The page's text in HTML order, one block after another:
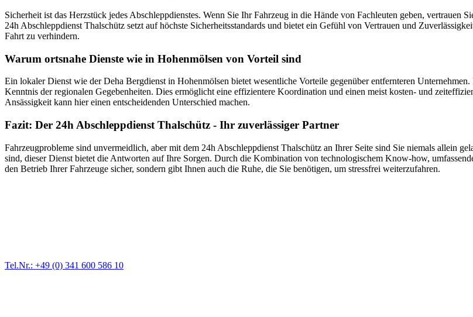
Sicherheit ist das Herzstück jedes Abschleppdienstes. Wenn Sie Ihr Fahrzeug in die Hände von Fachleuten geben, vertrauen
24h Abschleppdienst Thalschütz setzt auf höchste Sicherheitsstandards und bietet ein Gefühl von Vertrauen und
Fahrt zu verhindern.
Warum ortsnahe Dienste wie in Hohenmölsen von Vorteil sind
Ein lokaler Dienst wie der Deha Bergdienst in Hohenmölsen bietet wesentliche Vorteile gegenüber entfernteren
Kenntnis der regionalen Gegebenheiten. Dies ermöglicht eine effizientere Koordination und einen meist kosten- und
Ansässigkeit kann hier einen entscheidenden Unterschied machen.
Fazit: Der 24h Abschleppdienst Thalschütz - Ihr zuverlässiger Partner
Fahrzeugprobleme sind unvermeidlich, aber mit dem 24h Abschleppdienst Thalschütz an Ihrer Seite sind Sie niemals allein
sind, dieser Dienst bietet die Antworten auf Ihre Sorgen. Durch die Kombination von technologischem Know-how,
den Betrieb Ihrer Fahrzeuge sicher, sondern gibt Ihnen auch die Ruhe, die Sie benötigen, um stressfrei weiterzufahren.
Tel.Nr.: +49 (0) 341 600 586 10